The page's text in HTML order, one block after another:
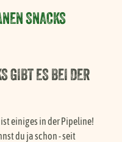
SNACKS
GIBT ES BEI DER
einiges in der Pipeline!
du ja schon - seit